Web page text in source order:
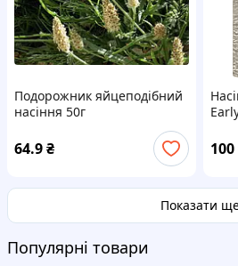
Подорожник яйцеподібний
насіння 50г
64.9₴ 100
Показати
Популярні товари